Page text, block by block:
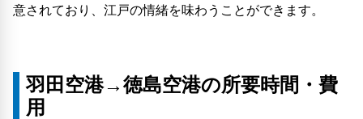
意されており、江戸の情緒を味わうことができます。
羽田空港→徳島空港の所要時間・費
用